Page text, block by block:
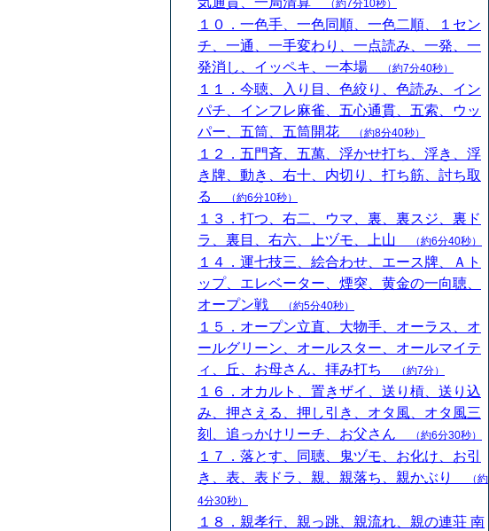
（約7分10秒）
１０．一色手、一色同順、一色二順、１セン
チ、一通、一手変わり、一点読み、一発、一
発消し、イッペキ、一本場
（約7分40秒）
１１．今聴、入り目、色絞り、色読み、イン
パチ、インフレ麻雀、五心通貫、五索、ウッ
パー、五筒、五筒開花
（約8分40秒）
１２．五門斉、五萬、浮かせ打ち、浮き、浮
き牌、動き、右十、内切り、打ち筋、討ち取
る
（約6分10秒）
１３．打つ、右二、ウマ、裏、裏スジ、裏ド
ラ、裏目、右六、上ヅモ、上山
（約6分40秒）
１４．運七技三、絵合わせ、エース牌、Ａト
ップ、エレベーター、煙突、黄金の一向聴、
オープン戦
（約5分40秒）
１５．オープン立直、大物手、オーラス、オ
ールグリーン、オールスター、オールマイテ
ィ、丘、お母さん、拝み打ち
（約7分）
１６．オカルト、置きザイ、送り槓、送り込
み、押さえる、押し引き、オタ風、オタ風三
刻、追っかけリーチ、お父さん
（約6分30秒）
１７．落とす、同聴、鬼ヅモ、お化け、お引
き、表、表ドラ、親、親落ち、親かぶり
（約
4分30秒）
１８．親孝行、親っ跳、親流れ、親の連荘 南